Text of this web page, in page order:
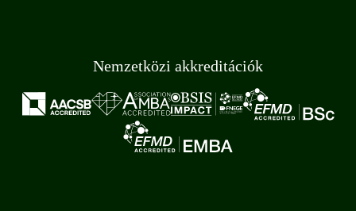
Nemzetközi akkreditációk